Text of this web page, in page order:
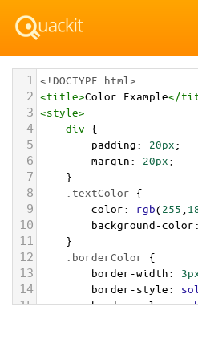
1 <!DOCTYPE html>
2 <title>Color Example</
3 <style>
4 div {
5 padding: 20px;
6 margin: 20px;
7 }
8 .textColor {
9 color: rgb(255
10 background-color
11 }
12 .borderColor {
13 border-width:
14 border-style:
15 border-color: